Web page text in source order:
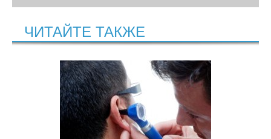
ЧИТАЙТЕ ТАКЖЕ